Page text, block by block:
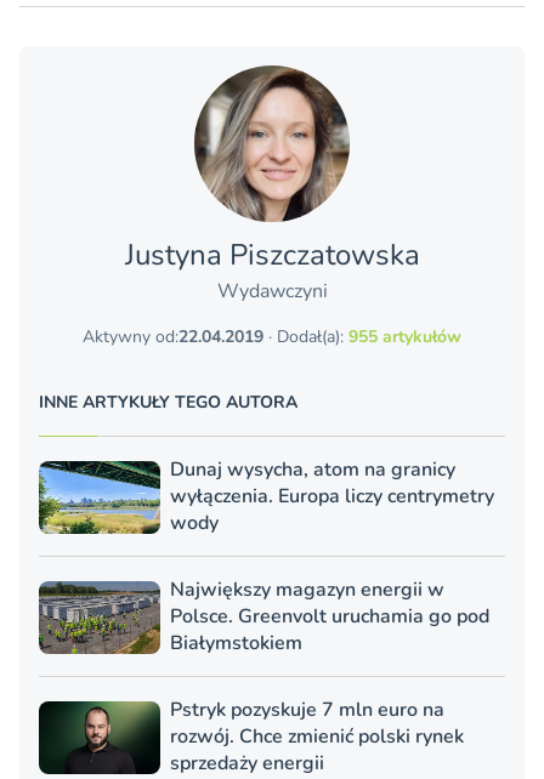
Justyna Piszczatowska
Wydawczyni
Aktywny od:22.04.2019 · Dodał(a): 955 artykułów
INNE ARTYKUŁY TEGO AUTORA
Dunaj wysycha, atom na granicy
wyłączenia. Europa liczy centrymetry
wody
Największy magazyn energii w
Polsce. Greenvolt uruchamia go pod
Białymstokiem
Pstryk pozyskuje 7 mln euro na
rozwój. Chce zmienić polski rynek
sprzedaży energii